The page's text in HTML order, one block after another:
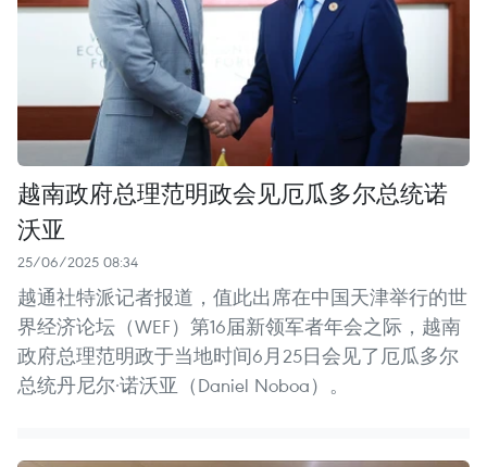
越南政府总理范明政会见厄瓜多尔总统诺
沃亚
25/06/2025 08:34
越通社特派记者报道，值此出席在中国天津举行的世
界经济论坛（WEF）第16届新领军者年会之际，越南
政府总理范明政于当地时间6月25日会见了厄瓜多尔
总统丹尼尔·诺沃亚（Daniel Noboa）。